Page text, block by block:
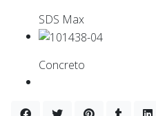
SDS Max
Concreto